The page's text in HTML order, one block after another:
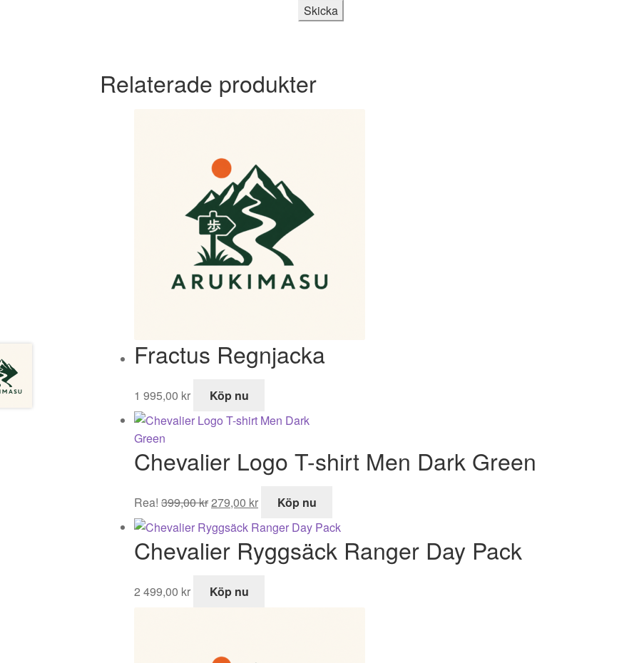
Relaterade produkter
Fractus Regnjacka
1 995,00 kr Köp nu
Chevalier Logo T-shirt Men Dark Green
Rea! 399,00kr
ursprungliga
priset
var:
399,00 kr.
279,00 kr
nuvarande
priset
är:
279,00 kr.
Köp nu
Chevalier Ryggsäck Ranger Day Pack
2 499,00 kr Köp nu